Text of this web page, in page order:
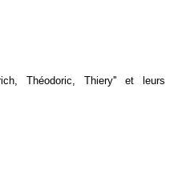
Théodoric, Thiery'' et leurs